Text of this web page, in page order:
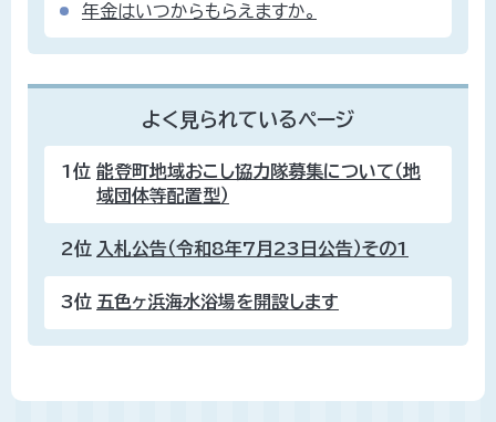
年金はいつからもらえますか。
よく見られているページ
1位 能登町地域おこし協力隊募集について（地
域団体等配置型）
2位 入札公告（令和8年7月23日公告）その1
3位 五色ヶ浜海水浴場を開設します